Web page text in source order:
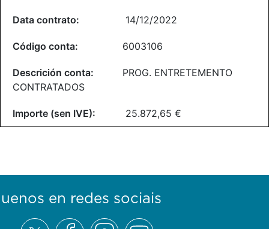
14/12/2022
6003106
PROG. ENTRETEMENTO
CONTRATADOS
25.872,65 €
en redes sociais